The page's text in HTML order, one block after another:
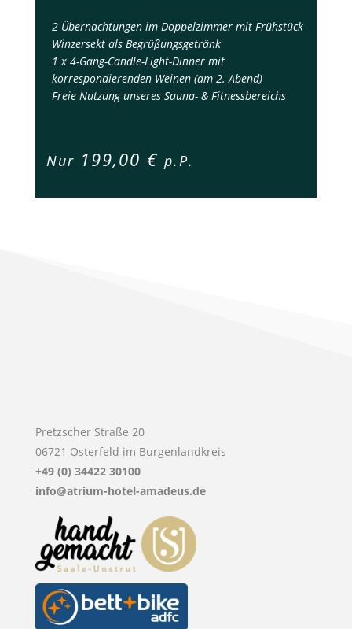
2 Übernachtungen im Doppelzimmer mit Frühstück
Winzersekt als Begrüßungsgetränk
1 x 4-Gang-Candle-Light-Dinner mit
korrespondierenden Weinen (am 2. Abend)
Freie Nutzung unseres Sauna- & Fitnessbereichs
Nur 199,00 €p.P.
Pretzscher Straße 20
06721 Osterfeld im Burgenlandkreis
+49 (0) 34422 30100
info@atrium-hotel-amadeus.de